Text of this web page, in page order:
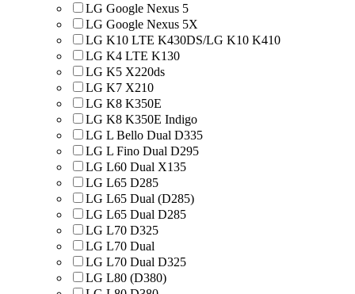
LG Google Nexus 5
LG Google Nexus 5X
LG K10 LTE K430DS/LG K10 K410
LG K4 LTE K130
LG K5 X220ds
LG K7 X210
LG K8 K350E
LG K8 K350E Indigo
LG L Bello Dual D335
LG L Fino Dual D295
LG L60 Dual X135
LG L65 D285
LG L65 Dual (D285)
LG L65 Dual D285
LG L70 D325
LG L70 Dual
LG L70 Dual D325
LG L80 (D380)